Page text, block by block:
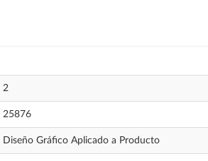
2
25876
Diseño Gráfico Aplicado a Producto